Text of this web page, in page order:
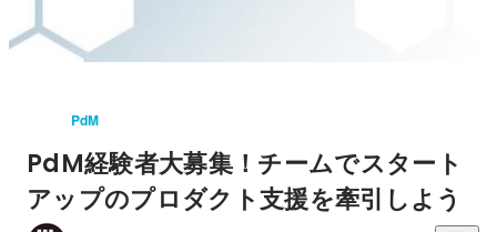
PdM
PdM経験者大募集！チームでスタート
アップのプロダクト支援を牽引しよう